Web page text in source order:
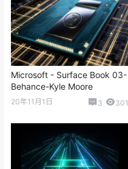
Microsoft - Surface Book 03-
Behance-Kyle Moore
20年11月1日 3 301